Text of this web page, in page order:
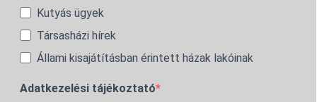
Kutyás ügyek
Társasházi hírek
Állami kisajátításban érintett házak lakóinak
Adatkezelési tájékoztató